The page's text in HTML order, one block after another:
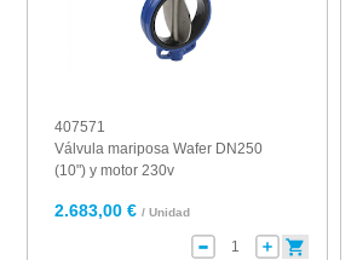
407571
Válvula mariposa Wafer DN250
(10") y motor 230v
2.683,00 € / Unidad